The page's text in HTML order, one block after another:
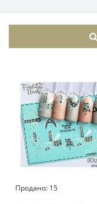
Продано: 15